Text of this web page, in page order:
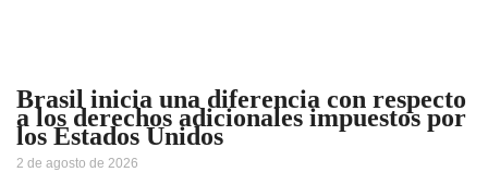
Brasil inicia una diferencia con respecto
a los derechos adicionales impuestos por
los Estados Unidos
2 de agosto de 2026